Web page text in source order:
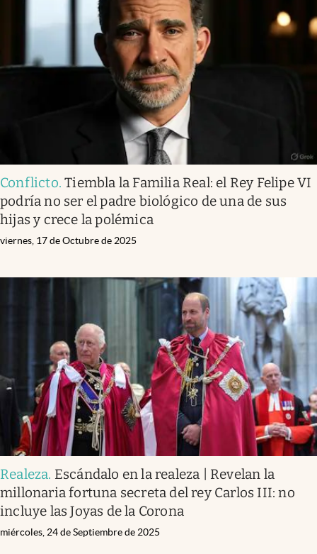
Conflicto.Tiembla la Familia Real: el Rey Felipe VI
podría no ser el padre biológico de una de sus
hijas y crece la polémica
viernes, 17 de Octubre de 2025
Realeza. Escándalo en la realeza | Revelan la
millonaria fortuna secreta del rey Carlos III: no
incluye las Joyas de la Corona
miércoles, 24 de Septiembre de 2025